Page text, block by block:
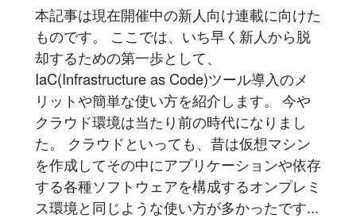
本記事は現在開催中の新人向け連載に向けた
ものです。 ここでは、いち早く新人から脱
却するための第一歩として、
IaC(Infrastructure as Code)ツール導入のメ
リットや簡単な使い方を紹介します。 今や
クラウド環境は当たり前の時代になりまし
た。 クラウドといっても、昔は仮想マシン
を作成してその中にアプリケーションや依存
する各種ソフトウェアを構成するオンプレミ
ス環境と同じような使い方が多かったです...